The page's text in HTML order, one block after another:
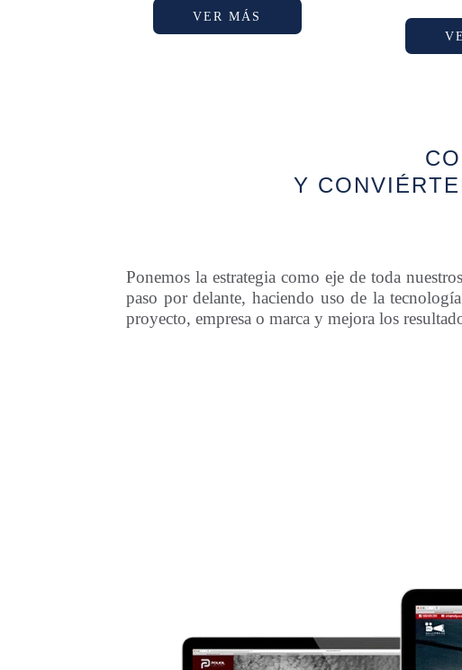
VER MÁS
Y
Ponemos la estrategia como eje de toda
paso por delante, haciendo uso de la
proyecto, empresa o marca y mejora los